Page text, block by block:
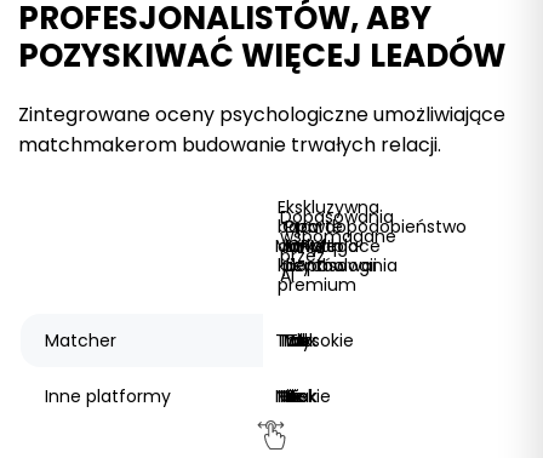
PROFESJONALISTÓW, ABY
POZYSKIWAĆ WIĘCEJ LEADÓW
Zintegrowane oceny psychologiczne umożliwiające
matchmakerom budowanie trwałych relacji.
Marketplace
Ekskluzywna
baza
danych
klientów
premium
Dopasowania
wspomagane
przez
AI
Oparte
na
psychologii
Prawdopodobieństwo
trwałego
dopasowania
CRM
Matcher Tak
Tak
Tak
Tak
Wysokie
Tak
Inne platformy Nie
Nie
Nie
Nie
Niskie
Tak